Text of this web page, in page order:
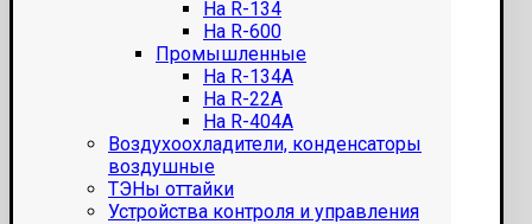
На R-134
На R-600
Промышленные
На R-134A
На R-22A
На R-404A
Воздухоохладители, конденсаторы
воздушные
ТЭНы оттайки
Устройства контроля и управления